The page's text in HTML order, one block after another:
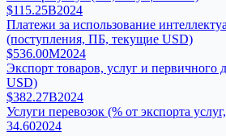
$115.25B2024
Платежи за использование
(поступления, ПБ, текущие USD)
$536.00M2024
Экспорт товаров, услуг и первичного
USD)
$382.27B2024
Услуги перевозок (% от экспорта
34.602024